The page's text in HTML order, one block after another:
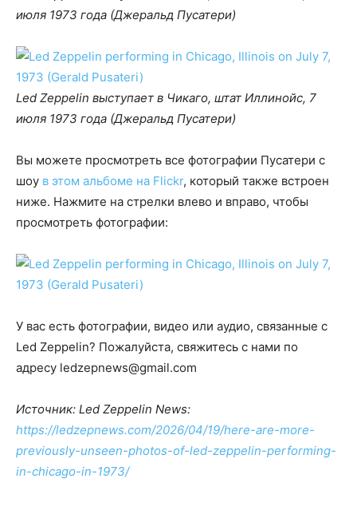
июля 1973 года (Джеральд Пусатери)
Led Zeppelin выступает в Чикаго, штат Иллинойс, 7
июля 1973 года (Джеральд Пусатери)
Вы можете просмотреть все фотографии Пусатери с
шоу в этом альбоме на Flickr, который также встроен
ниже. Нажмите на стрелки влево и вправо, чтобы
просмотреть фотографии:
У вас есть фотографии, видео или аудио, связанные с
Led Zeppelin? Пожалуйста, свяжитесь с нами по
адресу ledzepnews@gmail.com
Источник: Led Zeppelin News:
https://ledzepnews.com/2026/04/19/here-are-more-
previously-unseen-photos-of-led-zeppelin-performing-
in-chicago-in-1973/